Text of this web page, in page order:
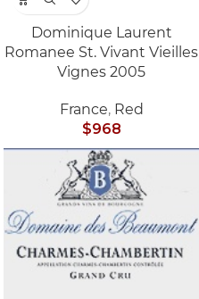
Dominique Laurent
Romanee St. Vivant Vieilles
Vignes 2005
France, Red
$968